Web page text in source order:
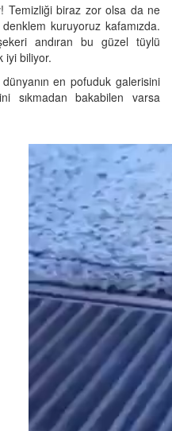
Temizliği biraz zor olsa da ne
kuruyoruz kafamızda.
andıran bu güzel tüylü
iyi biliyor.
en pofuduk galerisini
sıkmadan bakabilen varsa